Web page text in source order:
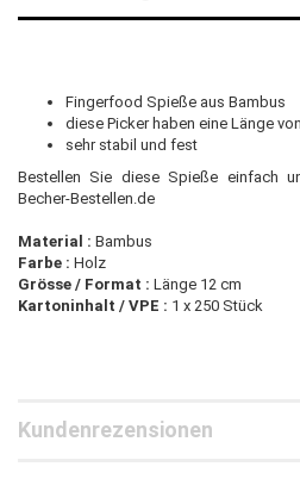
Fingerfood Spieße aus Bambus
diese Picker haben eine Länge
sehr stabil und fest
Bestellen Sie diese Spieße einfach
Becher-Bestellen.de
Material : Bambus
Farbe : Holz
Grösse / Format : Länge 12 cm
Kartoninhalt / VPE : 1 x 250 Stück
Kundenrezensionen